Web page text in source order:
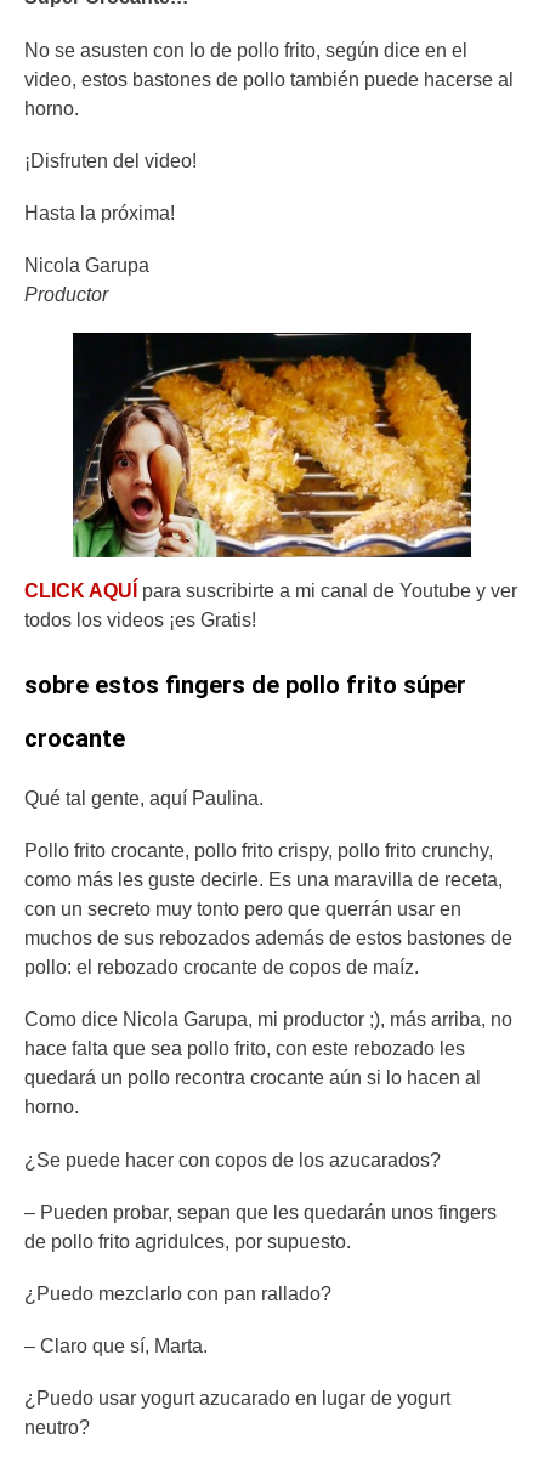
No se asusten con lo de pollo frito, según dice en el
video, estos bastones de pollo también puede hacerse al
horno.
¡Disfruten del video!
Hasta la próxima!
Nicola Garupa
Productor
CLICK AQUÍ para suscribirte a mi canal de Youtube y ver
todos los videos ¡es Gratis!
sobre estos fingers de pollo frito súper
crocante
Qué tal gente, aquí Paulina.
Pollo frito crocante, pollo frito crispy, pollo frito crunchy,
como más les guste decirle. Es una maravilla de receta,
con un secreto muy tonto pero que querrán usar en
muchos de sus rebozados además de estos bastones de
pollo: el rebozado crocante de copos de maíz.
Como dice Nicola Garupa, mi productor ;), más arriba, no
hace falta que sea pollo frito, con este rebozado les
quedará un pollo recontra crocante aún si lo hacen al
horno.
¿Se puede hacer con copos de los azucarados?
– Pueden probar, sepan que les quedarán unos fingers
de pollo frito agridulces, por supuesto.
¿Puedo mezclarlo con pan rallado?
– Claro que sí, Marta.
¿Puedo usar yogurt azucarado en lugar de yogurt
neutro?